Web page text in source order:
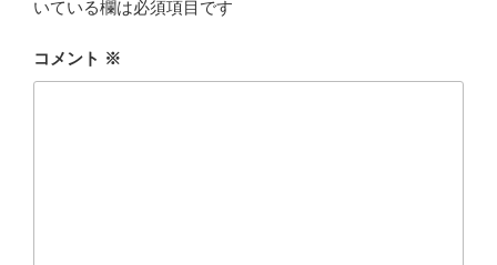
いている欄は必須項目です
コメント ※